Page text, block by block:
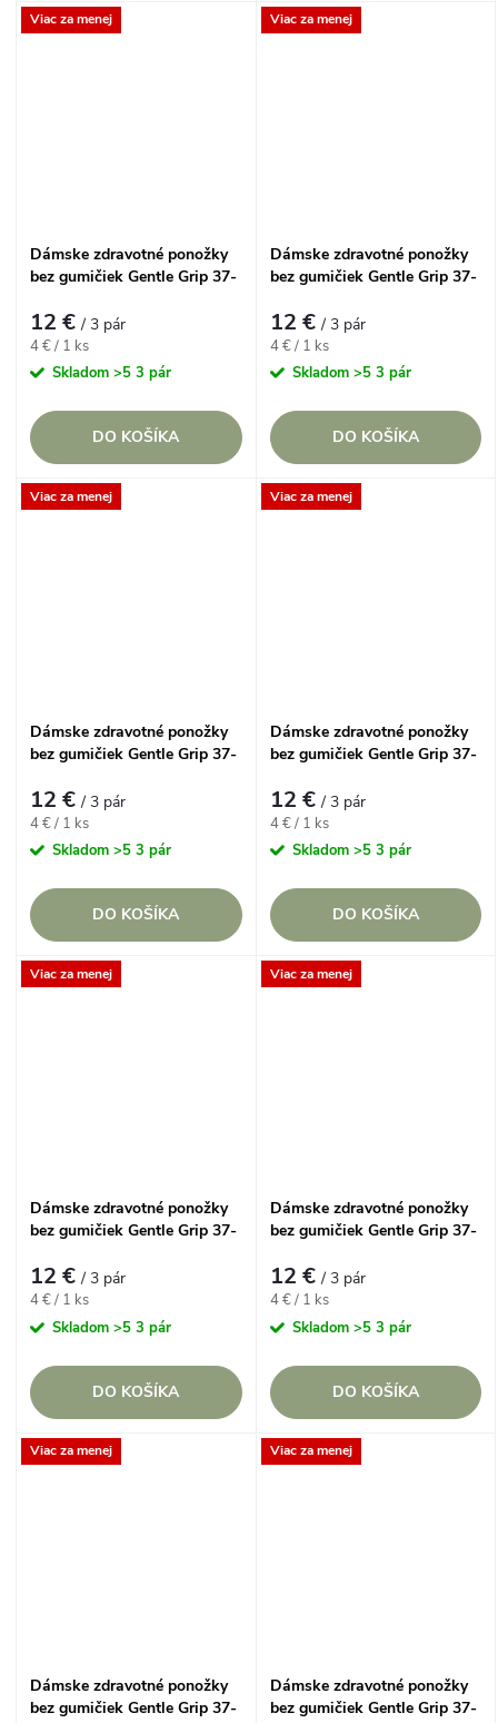
Viac za menej
Dámske zdravotné ponožky
bez gumičiek Gentle Grip 37-
Veveričky a Ježkovia, 3 páry
12 €/ 3 pár
Jednotková
cena:
4 € / 1 ks
Skladom >5 3 pár
DO KOŠÍKA
Viac za menej
Dámske zdravotné ponožky
bez gumičiek Gentle Grip 37-
Ružová a Čiernocínová, 3
páry
12 €/ 3 pár
Jednotková
cena:
4 € / 1 ks
Skladom >5 3 pár
DO KOŠÍKA
Viac za menej
Dámske zdravotné ponožky
bez gumičiek Gentle Grip 37-
Feet, Lienky a Včielky, 3 páry
12 €/ 3 pár
Jednotková
cena:
4 € / 1 ks
Skladom >5 3 pár
DO KOŠÍKA
Viac za menej
Dámske zdravotné ponožky
bez gumičiek Gentle Grip 37-
Hravé mačičky, 3 páry
12 €/ 3 pár
Jednotková
cena:
4 € / 1 ks
Skladom >5 3 pár
DO KOŠÍKA
Viac za menej
Dámske zdravotné ponožky
bez gumičiek Gentle Grip 37-
Kontrastné päty a špičky, 3
páry
12 €/ 3 pár
Jednotková
cena:
4 € / 1 ks
Skladom >5 3 pár
DO KOŠÍKA
Viac za menej
Dámske zdravotné ponožky
bez gumičiek Gentle Grip 37-
vzorov, Bodky, Prúžky a Ruže,
3 páry
12 €/ 3 pár
Jednotková
cena:
4 € / 1 ks
Skladom >5 3 pár
DO KOŠÍKA
Viac za menej
Dámske zdravotné ponožky
bez gumičiek Gentle Grip 37-
Viac za menej
Dámske zdravotné ponožky
bez gumičiek Gentle Grip 37-